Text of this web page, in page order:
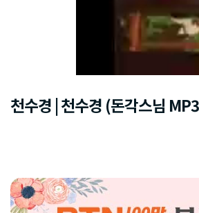
천수경 | 천수경 (돈각스님